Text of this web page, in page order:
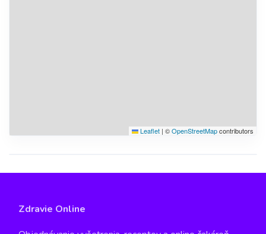
Leaflet | ©OpenStreetMapcontributors
Zdravie Online